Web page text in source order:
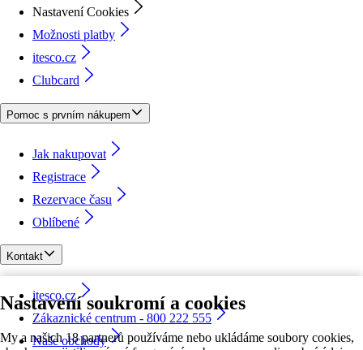
Nastavení soukromí a cookies
My a našich 18 partnerů používáme nebo ukládáme soubory cookies,
Nastavení Cookies
Možnosti platby
itesco.cz
Clubcard
Pomoc s prvním nákupem
Jak nakupovat
Registrace
Rezervace času
Oblíbené
Kontakt
itesco.cz
Zákaznické centrum - 800 222 555
Naše obchody